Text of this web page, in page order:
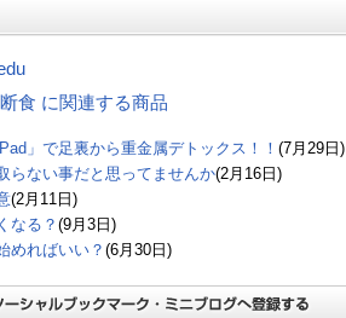
食 に関連する商品
」で足裏から重金属デトックス！！ (7月29日)
らない事だと思ってませんか(2月16日)
(2月11日)
なる？ (9月3日)
めればいい？ (6月30日)